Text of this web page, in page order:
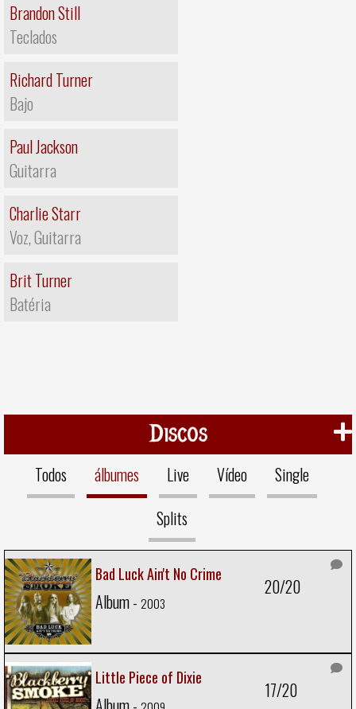
Brandon Still
Teclados
Richard Turner
Bajo
Paul Jackson
Guitarra
Charlie Starr
Voz, Guitarra
Brit Turner
Batéria
Discos
Todos álbumes Live Vídeo
Single
Splits
Bad Luck Ain't No Crime
Album - 2003
20/20
Little Piece of Dixie
17/20